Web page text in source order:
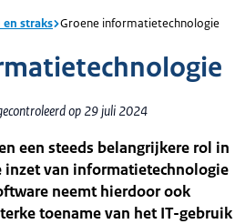
en straks Groene informatietechnologie
op 29 juli 2024
een steeds belangrijkere rol in
inzet van informatietechnologie
neemt hierdoor ook
toename van het IT-gebruik